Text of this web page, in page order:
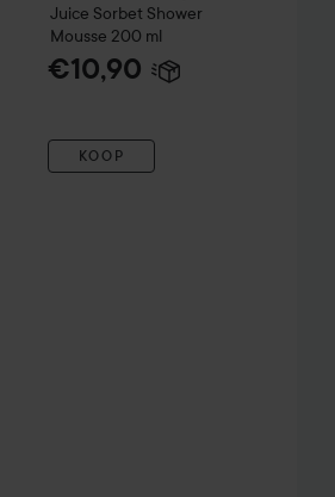
Juice Sorbet Shower
Mousse 200 ml
€10,90
KOOP